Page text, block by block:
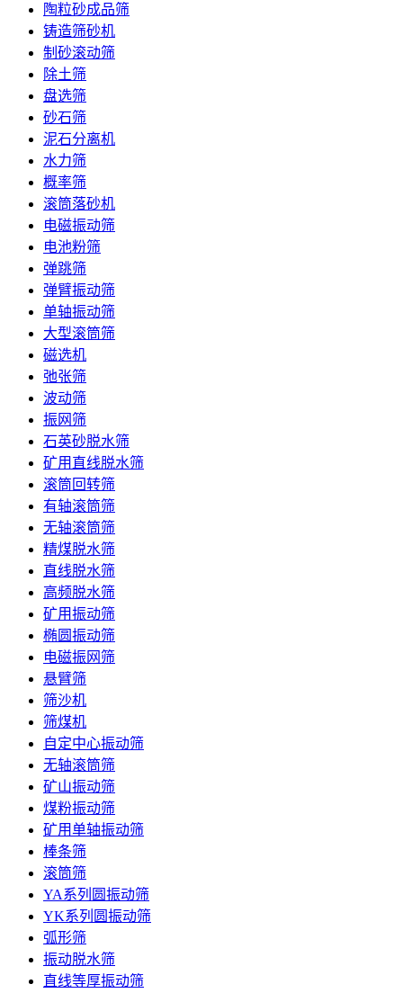
陶粒砂成品筛
铸造筛砂机
制砂滚动筛
除土筛
盘选筛
砂石筛
泥石分离机
水力筛
概率筛
滚筒落砂机
电磁振动筛
电池粉筛
弹跳筛
弹臂振动筛
单轴振动筛
大型滚筒筛
磁选机
弛张筛
波动筛
振网筛
石英砂脱水筛
矿用直线脱水筛
滚筒回转筛
有轴滚筒筛
无轴滚筒筛
精煤脱水筛
直线脱水筛
高频脱水筛
矿用振动筛
椭圆振动筛
电磁振网筛
悬臂筛
筛沙机
筛煤机
自定中心振动筛
无轴滚筒筛
矿山振动筛
煤粉振动筛
矿用单轴振动筛
棒条筛
滚筒筛
YA系列圆振动筛
YK系列圆振动筛
弧形筛
振动脱水筛
直线等厚振动筛